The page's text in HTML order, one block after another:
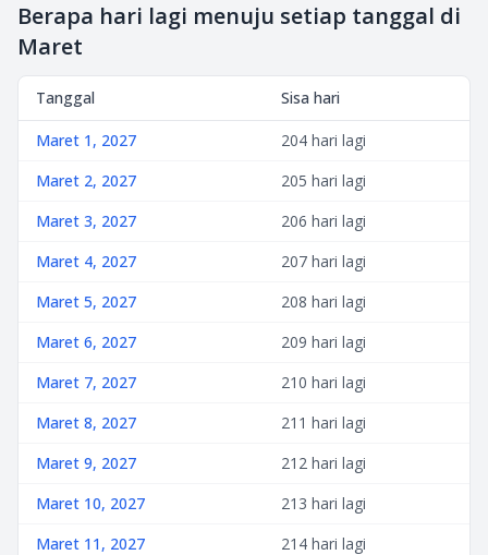
Berapa hari lagi menuju setiap tanggal di
Maret
Tanggal Sisa hari
Maret 1, 2027
204 hari lagi
Maret 2, 2027
205 hari lagi
Maret 3, 2027
206 hari lagi
Maret 4, 2027
207 hari lagi
Maret 5, 2027
208 hari lagi
Maret 6, 2027
209 hari lagi
Maret 7, 2027
210 hari lagi
Maret 8, 2027
211 hari lagi
Maret 9, 2027
212 hari lagi
Maret 10, 2027
213 hari lagi
Maret 11, 2027
214 hari lagi